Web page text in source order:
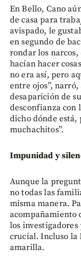
En Bello, Cano
de casa para
avispado, le
en segundo de
rondar los
hacían hacer
no era así, pero
entre ojos”,
desaparición de
desconfianza con
dicho dónde está,
muchachitos”.
Impunidad y
Aunque la
no todas las
misma manera.
acompañamiento
los
crucial. Incluso
amarilla.